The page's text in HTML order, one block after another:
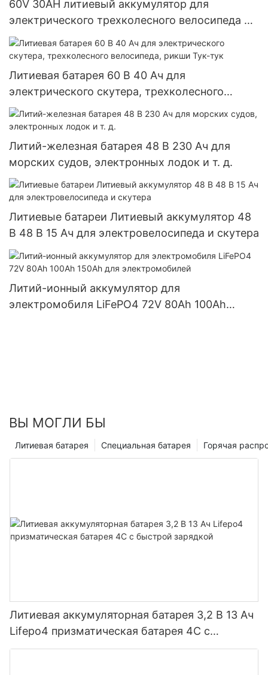
60V 30AH литиевый аккумулятор для
электрического трехколесного велосипеда E-
рикши, электрического скутера
Литиевая батарея 60 В 40 Ач для
электрического скутера, трехколесного
велосипеда, рикши Тук-тук
Литий-железная батарея 48 В 230 Ач для
морских судов, электронных лодок и т. д.
Литиевые батареи Литиевый аккумулятор 48
В 48 В 15 Ач для электровелосипеда и скутера
Литий-ионный аккумулятор для
электромобиля LiFePO4 72V 80Ah 100Ah
ВЫ МОГЛИ БЫ
Горячая
Специальная батарея
Литиевая батарея
Литиевая аккумуляторная батарея 3,2 В 13 Ач
Lifepo4 призматическая батарея 4C с
быстрой зарядкой